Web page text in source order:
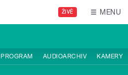
ŽIVĚ MENU
PROGRAM AUDIOARCHIV KAMERY